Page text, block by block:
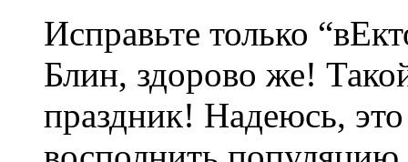
Исправьте только
Блин, здорово же!
праздник! Надеюсь,